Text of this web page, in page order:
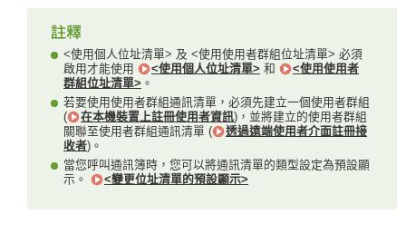
<使用個人位址清單> 及 <使用使用者群組位址清單> 必須
啟用才能使用
<使用個人位址清單> 和
<使用使用者
群組位址清單> 。
若要使用使用者群組通訊清單，必須先建立一個使用者群組
(
在本機裝置上註冊使用者資訊)，並將建立的使用者群組
關聯至使用者群組通訊清單 (
透過遠端使用者介面註冊接
收者)。
當您呼叫通訊簿時，您可以將通訊清單的類型設定為預設顯
示。
<變更位址清單的預設顯示>